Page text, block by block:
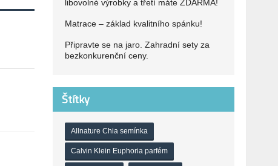
libovolné výrobky a třetí máte ZDARMA!
Matrace – základ kvalitního spánku!
Připravte se na jaro. Zahradní sety za
bezkonkurenční ceny.
Štítky
Allnature Chia semínka
Calvin Klein Euphoria parfém